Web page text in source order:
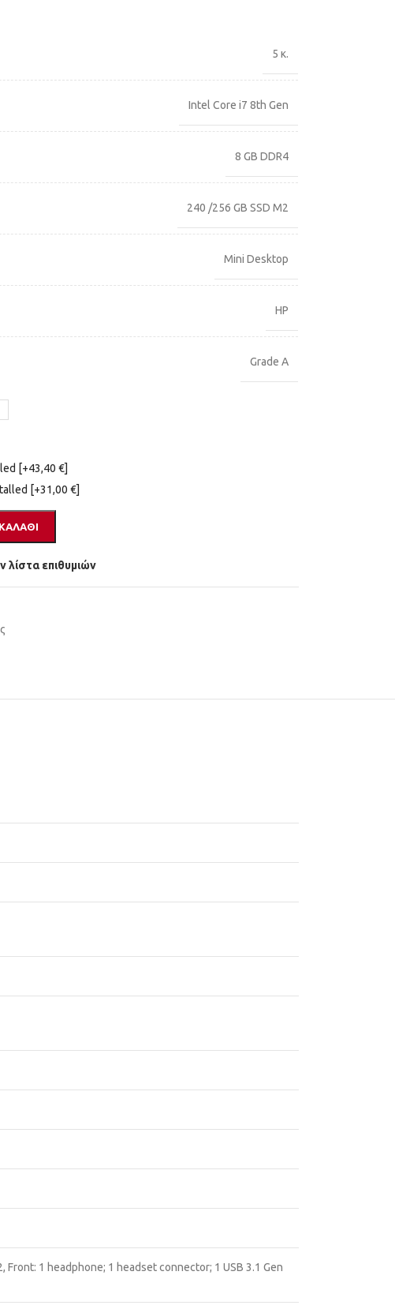
5 κ.
Intel Core i7 8th Gen
8 GB DDR4
240 /256 GB SSD M2
Mini Desktop
HP
Grade A
[+43,40 €]
[+31,00 €]
λίστα επιθυμιών
Front: 1 headphone; 1 headset connector; 1 USB 3.1 Gen